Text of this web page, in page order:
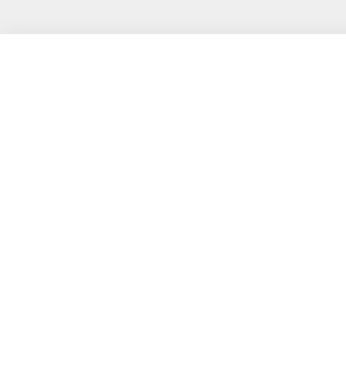
Copyright © 2025